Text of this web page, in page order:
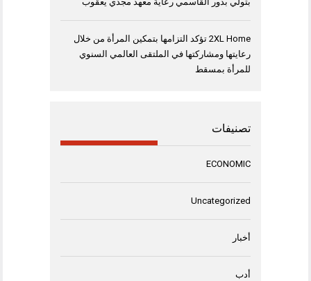
2XL Home تؤكد التزامها بتمكين المرأة من خلال
رعايتها ومشاركتها في الملتقى العالمي السنوي
للمرأة بمسقط
تصنيفات
ECONOMIC
Uncategorized
أخبار
أدب